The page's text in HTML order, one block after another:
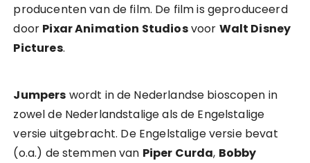
producenten van de film. De film is geproduceerd
door Pixar Animation Studiosvoor Walt Disney
Pictures.
Jumpers wordt in de Nederlandse bioscopen in
zowel de Nederlandstalige als de Engelstalige
versie uitgebracht. De Engelstalige versie bevat
(o.a.) de stemmen van Piper Curda, Bobby